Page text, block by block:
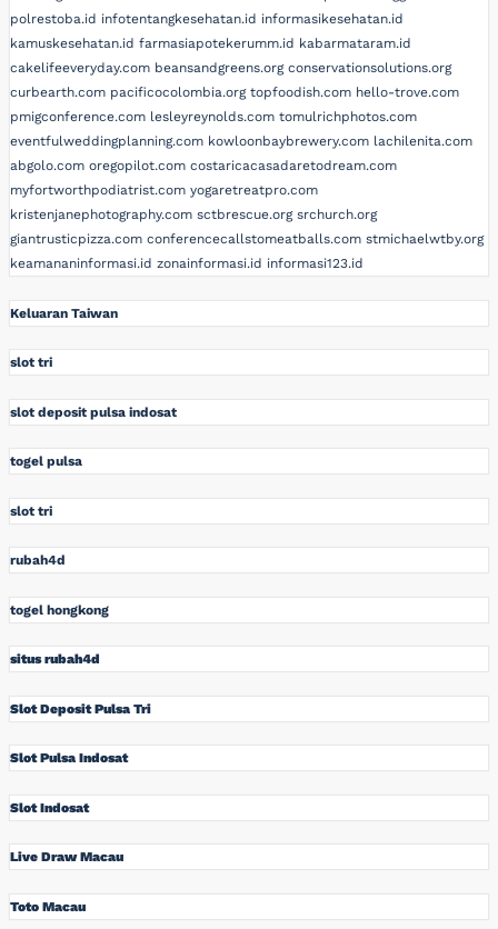
polrestoba.id infotentangkesehatan.id informasikesehatan.id
kamuskesehatan.id farmasiapotekerumm.id kabarmataram.id
cakelifeeveryday.com beansandgreens.org conservationsolutions.org
curbearth.com pacificocolombia.org topfoodish.com hello-trove.com
pmigconference.com lesleyreynolds.com tomulrichphotos.com
eventfulweddingplanning.com kowloonbaybrewery.com lachilenita.com
abgolo.com oregopilot.com costaricacasadaretodream.com
myfortworthpodiatrist.com yogaretreatpro.com
kristenjanephotography.com sctbrescue.org srchurch.org
giantrusticpizza.com conferencecallstomeatballs.com stmichaelwtby.org
keamananinformasi.id zonainformasi.id informasi123.id
Keluaran Taiwan
slot tri
slot deposit pulsa indosat
togel pulsa
slot tri
rubah4d
togel hongkong
situs rubah4d
Slot Deposit Pulsa Tri
Slot Pulsa Indosat
Slot Indosat
Live Draw Macau
Toto Macau